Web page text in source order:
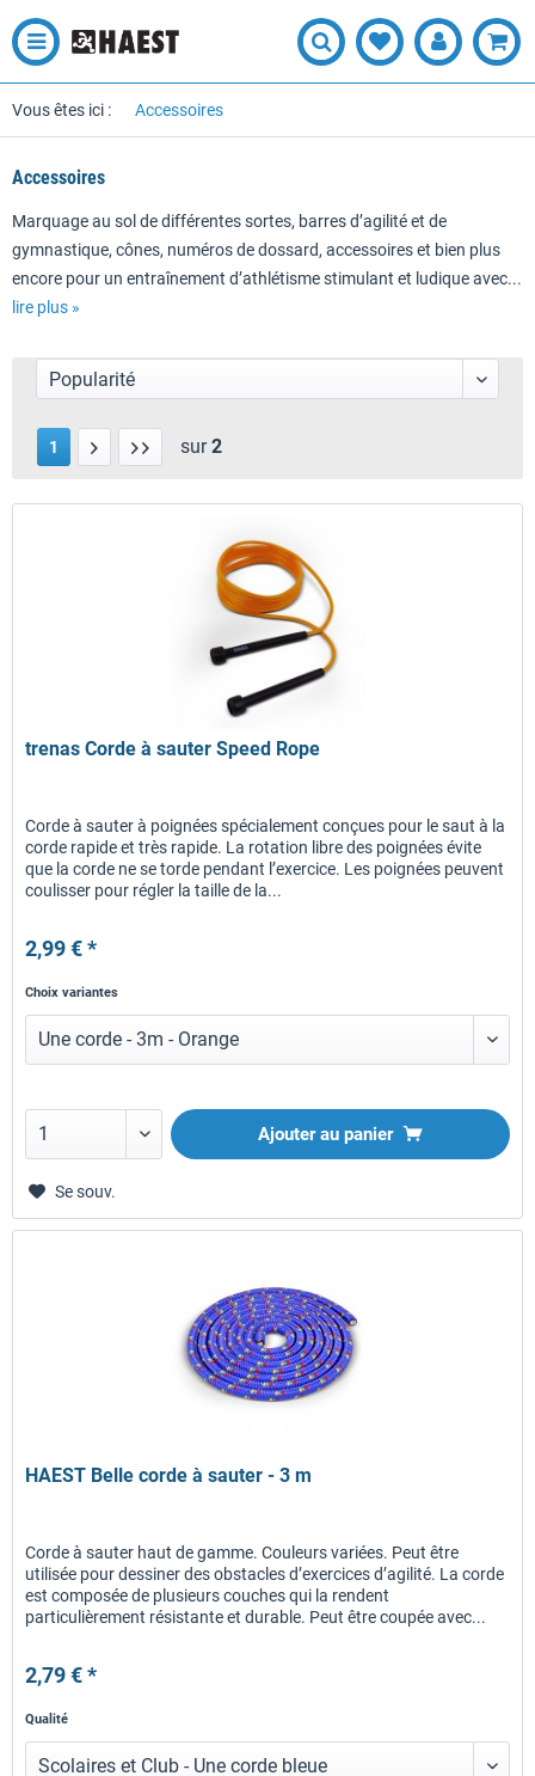
Vous êtes ici : Accessoires
Accessoires
Marquage au sol de différentes sortes, barres d’agilité et de
gymnastique, cônes, numéros de dossard, accessoires et bien plus
encore pour un entraînement d’athlétisme stimulant et ludique avec...
lire plus »
1 sur2
trenas Corde à sauter Speed Rope
Corde à sauter à poignées spécialement conçues pour le saut à la
corde rapide et très rapide. La rotation libre des poignées évite
que la corde ne se torde pendant l’exercice. Les poignées peuvent
coulisser pour régler la taille de la...
2,99 € *
Choix variantes
Ajouter au panier
Se souv.
HAEST Belle corde à sauter - 3 m
Corde à sauter haut de gamme. Couleurs variées. Peut être
utilisée pour dessiner des obstacles d’exercices d’agilité. La corde
est composée de plusieurs couches qui la rendent
particulièrement résistante et durable. Peut être coupée avec...
2,79 € *
Qualité